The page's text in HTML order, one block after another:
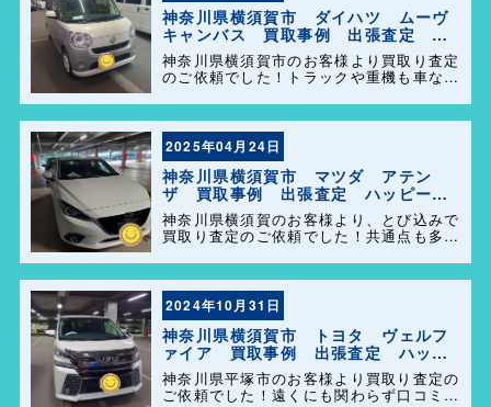
神奈川県横須賀市 ダイハツ ムーヴ
キャンバス 買取事例 出張査定 ハ
ッピーカーズ港南店！
神奈川県横須賀市のお客様より買取り査定
のご依頼でした！トラックや重機も車なら
くお願い致します！
2025年04月24日
神奈川県横須賀市 マツダ アテン
ザ 買取事例 出張査定 ハッピーカ
ーズ港南店！
神奈川県横須賀のお客様より、とび込みで
買取り査定のご依頼でした！共通点も多く
とうございます＼(^o^)／ 今後ともどうぞ
よろしくお願い致します！
2024年10月31日
神奈川県横須賀市 トヨタ ヴェルフ
ァイア 買取事例 出張査定 ハッピ
ーカーズ港南店！
神奈川県平塚市のお客様より買取り査定の
ご依頼でした！遠くにも関わらず口コミを